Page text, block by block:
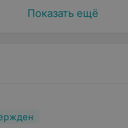
Показать ещё